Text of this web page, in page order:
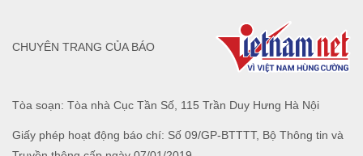
Tòa soạn: Tòa nhà Cục Tần Số, 115 Trần Duy Hưng Hà Nội
Giấy phép hoạt động báo chí: Số 09/GP-BTTTT, Bộ Thông tin và
CHUYÊN TRANG CỦA BÁO